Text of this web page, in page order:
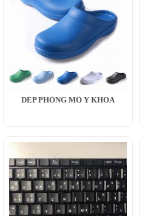
DÉP PHÒNG MỔ Y KHOA